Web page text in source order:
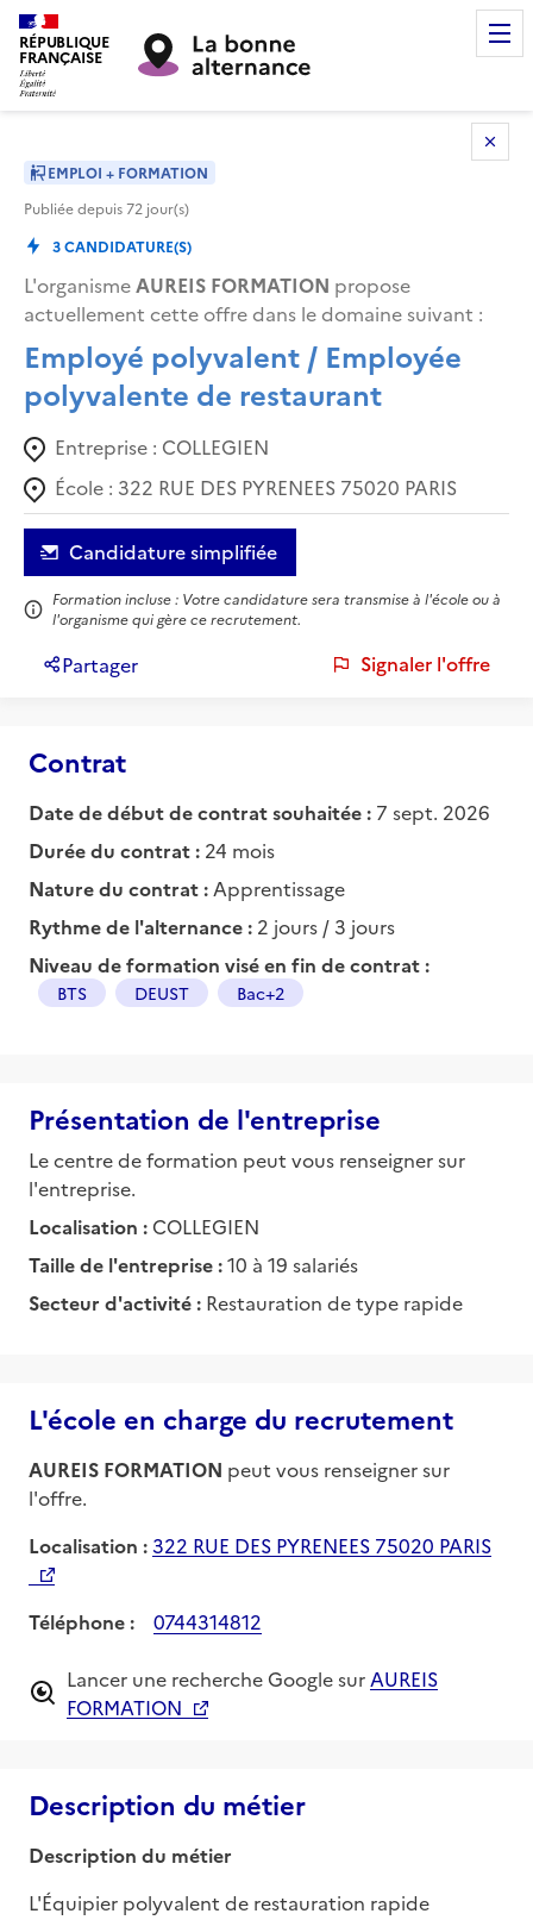
RÉPUBLIQUE
FRANÇAISE
EMPLOI + FORMATION
Publiée depuis72 jour(s)
3CANDIDATURE(S)
L'organismeAUREIS FORMATION propose
actuellement cette offre dans le domaine suivant :
Employé polyvalent / Employée
polyvalente de restaurant
Entreprise : COLLEGIEN
École : 322 RUE DES PYRENEES 75020 PARIS
Candidature simplifiée
Formation incluse : Votre candidature sera transmise à l'école ou à
l'organisme qui gère ce recrutement.
Partager Signaler l'offre
Contrat
Date de début de contrat souhaitée : 7 sept. 2026
Durée du contrat : 24 mois
Nature du contrat : Apprentissage
Rythme de l'alternance : 2 jours / 3 jours
Niveau de formation visé en fin de contrat :
BTS DEUST Bac+2
Présentation de l'entreprise
Le centre de formation peut vous renseigner sur
l'entreprise.
Localisation : COLLEGIEN
Taille de l'entreprise :10 à 19 salariés
Secteur d'activité : Restauration de type rapide
L'école en charge du recrutement
AUREIS FORMATION peut vous renseigner sur
l'offre.
Localisation :322 RUE DES PYRENEES 75020 PARIS
Téléphone : 0744314812
Lancer une recherche Google sur AUREIS
FORMATION
Description du métier
Description du métier
L'Équipier polyvalent de restauration rapide